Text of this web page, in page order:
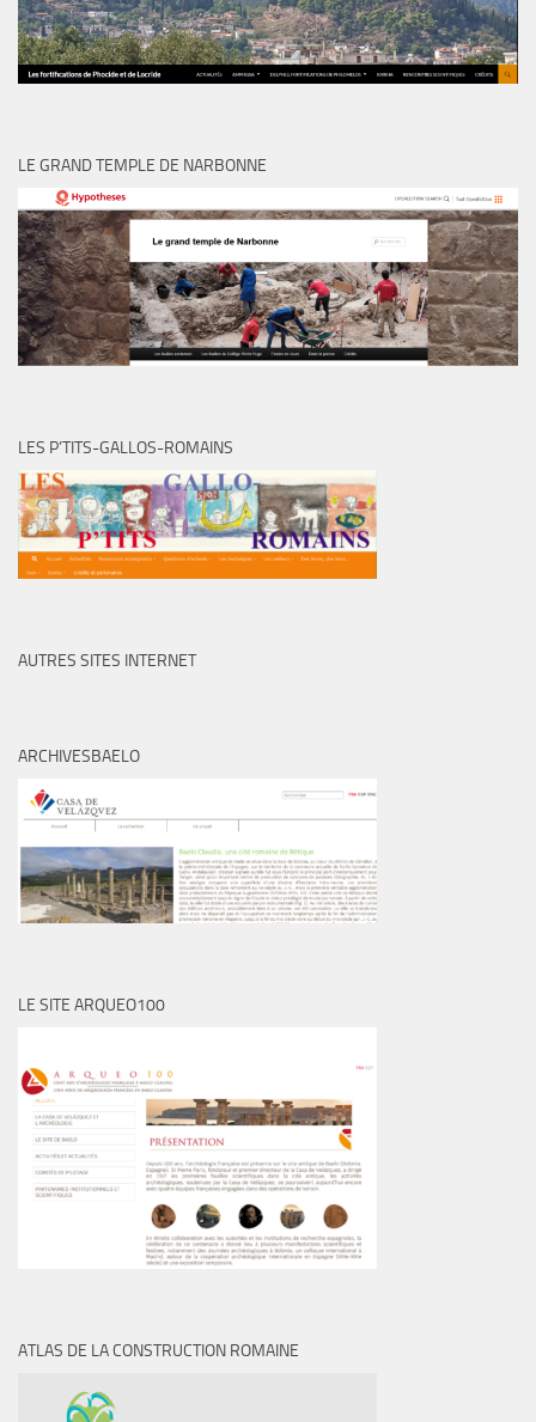
LE GRAND TEMPLE DE NARBONNE
LES P’TITS-GALLOS-ROMAINS
AUTRES SITES INTERNET
ARCHIVESBAELO
LE SITE ARQUEO100
ATLAS DE LA CONSTRUCTION ROMAINE